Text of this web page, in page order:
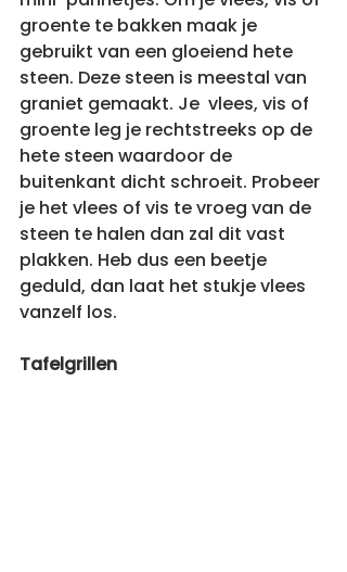
groente te bakken maak je
gebruikt van een gloeiend hete
steen. Deze steen is meestal van
graniet gemaakt. Je  vlees, vis of
groente leg je rechtstreeks op de
hete steen waardoor de
buitenkant dicht schroeit. Probeer
je het vlees of vis te vroeg van de
steen te halen dan zal dit vast
plakken. Heb dus een beetje
geduld, dan laat het stukje vlees
vanzelf los.
Tafelgrillen